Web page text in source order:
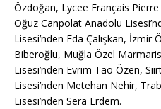
Özdoğan, Lycee Français
Oğuz Canpolat Anadolu
Lisesi’nden Eda Çalışkan, İzmir
Biberoğlu, Muğla Özel
Lisesi’nden Evrim Tao Özen,
Lisesi’nden Metehan Nehir,
Lisesi’nden Sera Erdem.